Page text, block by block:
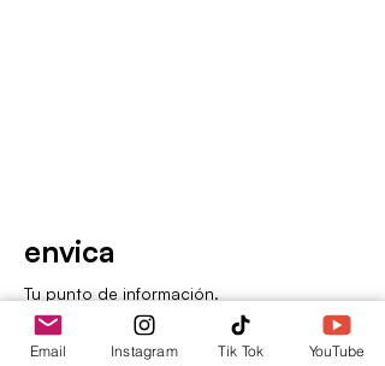
envica
Tu punto de información.
Email Instagram Tik Tok YouTube